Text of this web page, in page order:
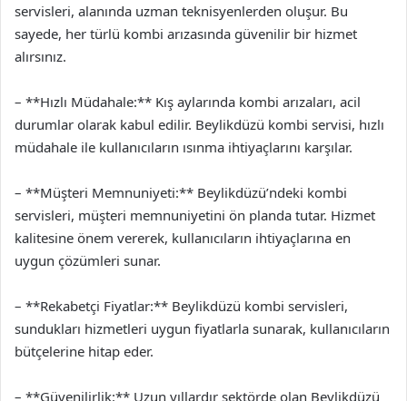
servisleri, alanında uzman teknisyenlerden oluşur. Bu
sayede, her türlü kombi arızasında güvenilir bir hizmet
alırsınız.
– **Hızlı Müdahale:** Kış aylarında kombi arızaları, acil
durumlar olarak kabul edilir. Beylikdüzü kombi servisi, hızlı
müdahale ile kullanıcıların ısınma ihtiyaçlarını karşılar.
– **Müşteri Memnuniyeti:** Beylikdüzü’ndeki kombi
servisleri, müşteri memnuniyetini ön planda tutar. Hizmet
kalitesine önem vererek, kullanıcıların ihtiyaçlarına en
uygun çözümleri sunar.
– **Rekabetçi Fiyatlar:** Beylikdüzü kombi servisleri,
sundukları hizmetleri uygun fiyatlarla sunarak, kullanıcıların
bütçelerine hitap eder.
– **Güvenilirlik:** Uzun yıllardır sektörde olan Beylikdüzü